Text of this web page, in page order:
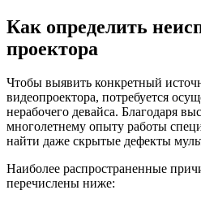
Как определить
проектора
Чтобы выявить конкретный
видеопроектора, потребуется
нерабочего девайса. Благодаря
многолетнему опыту работы
найти даже скрытые дефекты
Наиболее распространенные
перечислены ниже: